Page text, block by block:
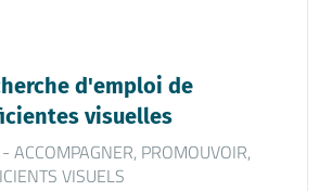
d'emploi de
visuelles
ACCOMPAGNER, PROMOUVOIR,
VISUELS